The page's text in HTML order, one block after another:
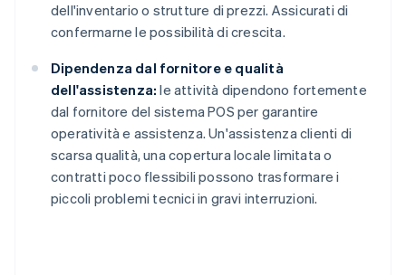
dell'inventario o strutture di prezzi. Assicurati di
confermarne le possibilità di crescita.
Dipendenza dal fornitore e qualità
dell'assistenza: le attività dipendono fortemente
dal fornitore del sistema POS per garantire
operatività e assistenza. Un'assistenza clienti di
scarsa qualità, una copertura locale limitata o
contratti poco flessibili possono trasformare i
piccoli problemi tecnici in gravi interruzioni.